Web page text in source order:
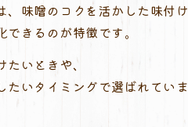
、味噌のコクを活かした味付
きるのが特徴です。
いときや、
たいタイミングで選ばれていま